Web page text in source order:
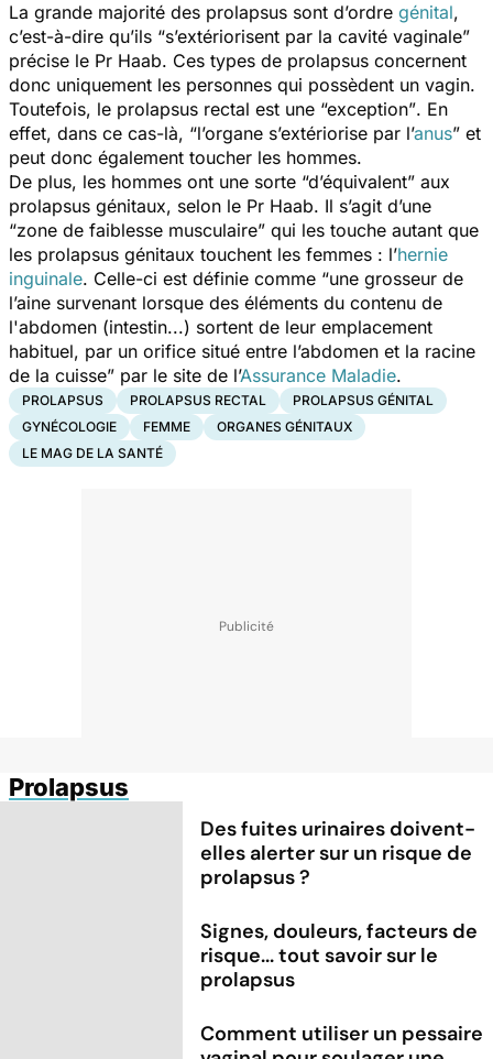
La grande majorité des prolapsus sont d’ordre génital,
c’est-à-dire qu’ils “s’extériorisent par la cavité vaginale”
précise le Pr Haab. Ces types de prolapsus concernent
donc uniquement les personnes qui possèdent un vagin.
Toutefois, le prolapsus rectal est une “exception”. En
effet, dans ce cas-là, “l’organe s’extériorise par l’anus” et
peut donc également toucher les hommes.
De plus, les hommes ont une sorte “d’équivalent” aux
prolapsus génitaux, selon le Pr Haab. Il s’agit d’une
“zone de faiblesse musculaire” qui les touche autant que
les prolapsus génitaux touchent les femmes : l’hernie
inguinale. Celle-ci est définie comme “une grosseur de
l’aine survenant lorsque des éléments du contenu de
l'abdomen (intestin...) sortent de leur emplacement
habituel, par un orifice situé entre l’abdomen et la racine
de la cuisse” par le site de l’Assurance Maladie.
PROLAPSUS PROLAPSUS RECTAL
PROLAPSUS GÉNITAL
GYNÉCOLOGIE
FEMME
ORGANES GÉNITAUX
LE MAG DE LA SANTÉ
Prolapsus
Des fuites urinaires doivent-
elles alerter sur un risque de
prolapsus ?
Signes, douleurs, facteurs de
risque... tout savoir sur le
prolapsus
Comment utiliser un pessaire